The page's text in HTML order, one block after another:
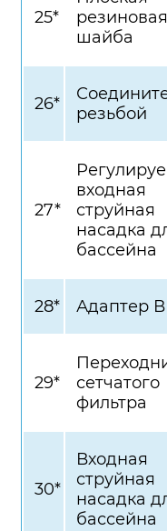
25*
резиновая
шайба
26*
резьбой
27*
входная
струйная
насадка
бассейна
28* Адаптер В
29*
сетчатого
фильтра
30*
Входная
струйная
насадка
бассейна